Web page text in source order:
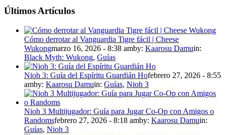
Últimos Artículos
Cómo derrotar al Vanguardia Tigre fácil | Cheese
Wukongmarzo 16, 2026 - 8:38 amby: Kaarosu Damuin:
Black Myth: Wukong, Guías
Nioh 3: Guía del Espíritu Guardián Hofebrero 27, 2026 - 8:55
amby: Kaarosu Damuin: Guías, Nioh 3
Nioh 3 Multijugador: Guía para Jugar Co-Op con Amigos o
Randomsfebrero 27, 2026 - 8:18 amby: Kaarosu Damuin:
Guías, Nioh 3